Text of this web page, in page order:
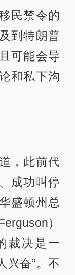
民禁令的
到特朗普
可能会导
和私下沟
，此前代
成功叫停
盛顿州总
）
裁决是一
兴奋”。不